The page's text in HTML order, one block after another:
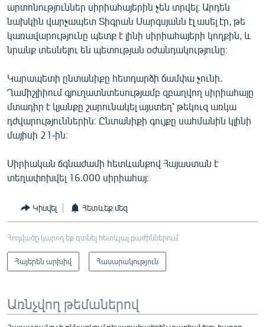
արտոնություններ սիրիահայերին չեն տրվել։ Արդեն
նախկին վարչապետ Տիգրան Սարգսյանն էլ ասել էր, թե
կառավարությունը պետք է լինի սիրիահայերի կողքին, և
նրանք տեսնելու են պետության օժանդակությունը։
Կարապետի ընտանիքը հետդարձի ճամփա չունի.
Ղամիշլիիում գյուղատնտեսությամբ զբաղվող սիրիահայը
մտադիր է կյանքը շարունակել այստեղ՝ թեկուզ առկա
դժվարություններին։ Ընտանիքի գույքը սահմանին կլինի
մայիսի 21-ին։
Սիրիական ճգնաժամի հետևանքով Հայաստան է
տեղափոխվել 16.000 սիրիահայ։
Կիսվել Հետևեք մեզ
Հոդվածը կարող եք գտնել հետևյալ բաժիններում
Հայերեն արխիվ Հասարակություն
Առնչվող թեմաներով